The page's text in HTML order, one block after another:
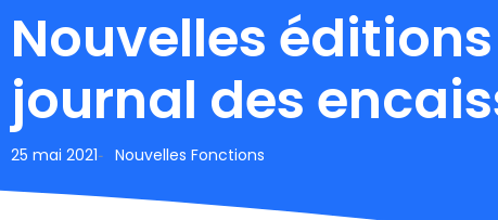
Nouvelles
journal des
25 mai 2021- Nouvelles Fonctions